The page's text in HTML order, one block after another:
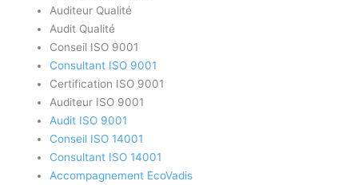
Auditeur Qualité
Audit Qualité
Conseil ISO 9001
Consultant ISO 9001
Certification ISO 9001
Auditeur ISO 9001
Audit ISO 9001
Conseil ISO 14001
Consultant ISO 14001
Accompagnement EcoVadis